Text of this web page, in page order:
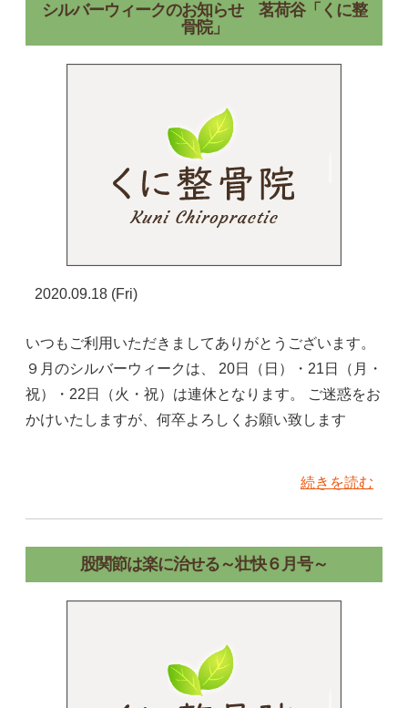
シルバーウィークのお知らせ 茗荷谷「くに整
骨院」
2020.09.18 (Fri)
いつもご利用いただきましてありがとうございます。
９月のシルバーウィークは、 20日（日）・21日（月・
祝）・22日（火・祝）は連休となります。 ご迷惑をお
かけいたしますが、何卒よろしくお願い致します
続きを読む
股関節は楽に治せる～壮快６月号～